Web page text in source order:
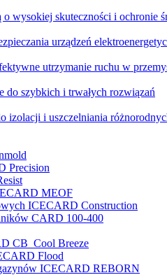
wysokiej skuteczności i ochronie
urządzeń
utrzymanie ruchu w
do szybkich i trwałych rozwiązań
izolacji i uszczelniania
Precision
MEOF
ICECARD Construction
CARD 100-400
CB Cool Breeze
Flood
ICECARD REBORN